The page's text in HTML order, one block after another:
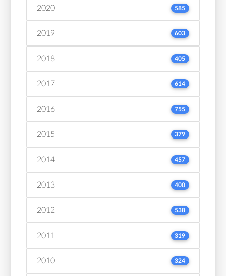
2020 585
2019 603
2018 405
2017 614
2016 755
2015 379
2014 457
2013 400
2012 538
2011 319
2010 324